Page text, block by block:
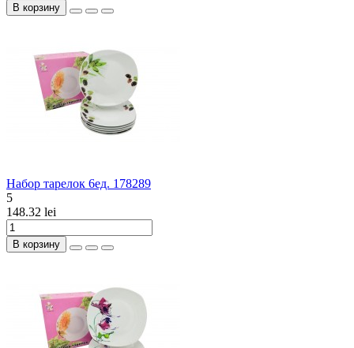
В корзину
Набор тарелок 6ед. 178289
5
148.32 lei
В корзину